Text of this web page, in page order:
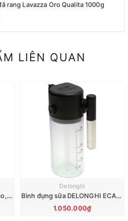
rang Lavazza Oro Qualita 1000g
LIÊN QUAN
Bơm máy pha Delonghi, Saeco, Philips, Krups, Miele - Ulka EP5GW 48W 230V
Delonghi
Bình đựng sữa DELONGHI ECAM290 EVO 7313268961
1.050.000₫